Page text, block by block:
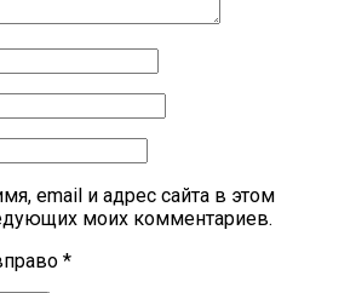
email и адрес сайта в этом
моих комментариев.
*